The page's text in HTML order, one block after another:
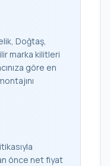
Doğtaş,
marka kilitleri
göre en
önce net fiyat